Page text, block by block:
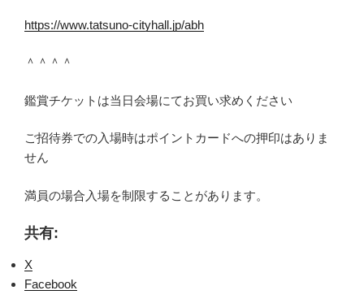
https://www.tatsuno-cityhall.jp/abh
＾＾＾＾
鑑賞チケットは当日会場にてお買い求めください
ご招待券での入場時はポイントカードへの押印はありま
せん
満員の場合入場を制限することがあります。
共有:
X
Facebook